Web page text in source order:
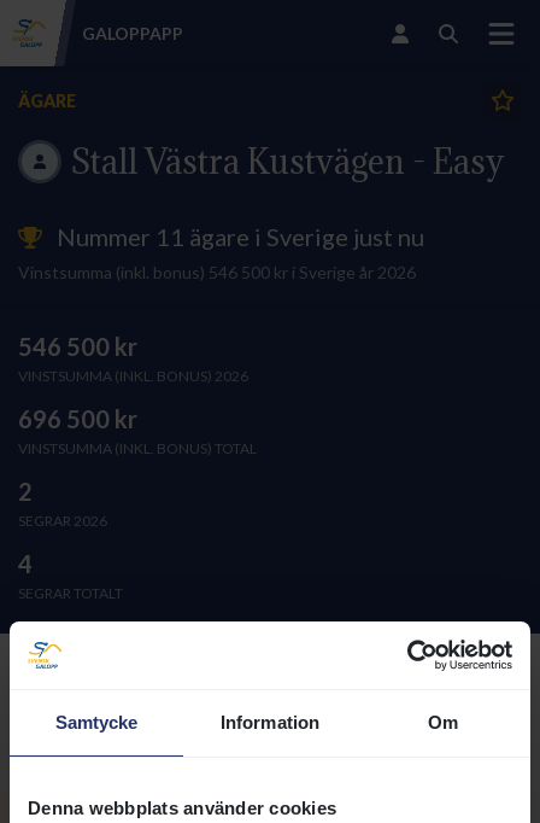
Samtycke Information Om
Denna webbplats använder cookies
GALOPPAPP
ÄGARE
Stall Västra Kustvägen - Easy
Nummer 11 ägare i Sverige just nu
Vinstsumma (inkl. bonus) 546 500 kr i Sverige år 2026
546 500 kr
VINSTSUMMA (INKL. BONUS) 2026
696 500 kr
VINSTSUMMA (INKL. BONUS) TOTAL
2
SEGRAR 2026
4
SEGRAR TOTALT
GRÖN;orange;grön
Visa sektion: